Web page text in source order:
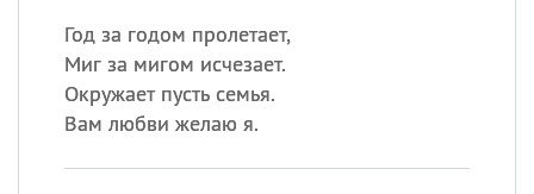
Год за годом пролетает,
Миг за мигом исчезает.
Окружает пусть семья.
Вам любви желаю я.